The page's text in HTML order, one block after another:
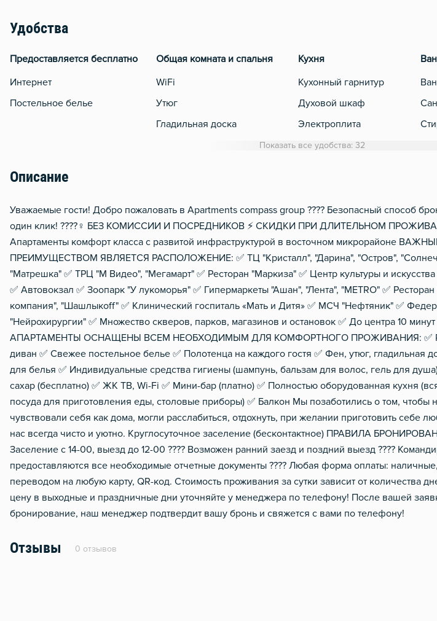
Удобства
Предоставляется бесплатно
Интернет
Постельное белье
Общая комната и спальня
WiFi
Утюг
Гладильная доска
Домофон
Тапочки
Чистящие средства
Металлическая дверь
Мобильный интернет 3g/4g
Кухня
Кухонный гарнитур
Духовой шкаф
Электроплита
Холодильник
Электрический чайник
Посуда
Столовые приборы
Мини-бар
Показать все удобства: 32
Описание
Уважаемые гости! Добро пожаловать в Apartments compass group ???? Безопасный способ
один клик! ????‍♀️ БЕЗ КОМИССИИ И ПОСРЕДНИКОВ ⚡️ СКИДКИ ПРИ ДЛИТЕЛЬНОМ
Апартаменты комфорт класса с развитой инфраструктурой в восточном микрорайоне
ПРЕИМУЩЕСТВОМ ЯВЛЯЕТСЯ РАСПОЛОЖЕНИЕ: ✅ ТЦ "Кристалл", "Дарина", "Остров",
"Матрешка" ✅ ТРЦ "М Видео", "Мегамарт" ✅ Ресторан "Маркиза" ✅ Центр культуры и
✅ Автовокзал ✅ Зоопарк "У лукоморья" ✅ Гипермаркеты "Ашан", "Лента", "METRO" ✅
компания", "Шашлыкоff" ✅ Клинический госпиталь «Мать и Дитя» ✅ МСЧ "Нефтяник" ✅
"Нейрохирургии" ✅ Множество скверов, парков, магазинов и остановок ✅ До центра 10
АПАРТАМЕНТЫ ОСНАЩЕНЫ ВСЕМ НЕОБХОДИМЫМ ДЛЯ КОМФОРТНОГО ПРОЖИВАНИЯ: ✅
диван ✅ Свежее постельное белье ✅ Полотенца на каждого гостя ✅ Фен, утюг, гладильная
для белья ✅ Индивидуальные средства гигиены (шампунь, бальзам для волос, гель для
сахар (бесплатно) ✅ ЖК ТВ, Wi-Fi ✅ Мини-бар (платно) ✅ Полностью оборудованная кухня
посуда для приготовления еды, столовые приборы) ✅ Балкон Мы позаботились о том, чтобы
чувствовали себя как дома, могли расслабиться, отдохнуть, при желании приготовить себе
нас всегда чисто и уютно. Круглосуточное заселение (бесконтактное) ПРАВИЛА
Заселение с 14-00, выезд до 12-00 ???? Возможен ранний заезд и поздний выезд ????
предоставляются все необходимые отчетные документы ???? Любая форма оплаты:
переводом на любую карту, QR-код. Стоимость проживания за сутки зависит от количества
цену в выходные и праздничные дни уточняйте у менеджера по телефону! После вашей
бронирование, наш менеджер подтвердит вашу бронь и свяжется с вами по телефону!
Отзывы 0 отзывов